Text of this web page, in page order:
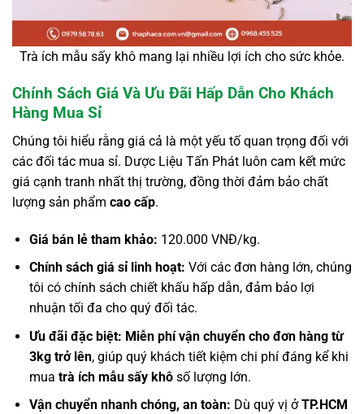
Trà ích mẫu sấy khô mang lại nhiều lợi ích cho sức khỏe.
Chính Sách Giá Và Ưu Đãi Hấp Dẫn Cho Khách
Hàng Mua Sỉ
Chúng tôi hiểu rằng giá cả là một yếu tố quan trọng đối với
các đối tác mua sỉ. Dược Liệu Tấn Phát luôn cam kết mức
giá cạnh tranh nhất thị trường, đồng thời đảm bảo chất
lượng sản phẩm cao cấp.
Giá bán lẻ tham khảo: 120.000 VNĐ/kg.
Chính sách giá sỉ linh hoạt: Với các đơn hàng lớn, chúng
tôi có chính sách chiết khấu hấp dẫn, đảm bảo lợi
nhuận tối đa cho quý đối tác.
Ưu đãi đặc biệt: Miễn phí vận chuyển cho đơn hàng từ
3kg trở lên, giúp quý khách tiết kiệm chi phí đáng kể khi
mua trà ích mẫu sấy khôsố lượng lớn.
Vận chuyển nhanh chóng, an toàn: Dù quý vị ởTP.HCM